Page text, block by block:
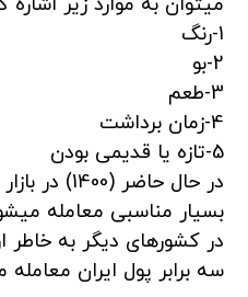
1-رنگ
2-بو
3-طعم
4-زمان برداشت
5-تازه یا قدیمی بودن
در حال حاضر
بسیار مناسبی معامله
در کشورهای دیگر به خاطر
سه برابر پول ایران